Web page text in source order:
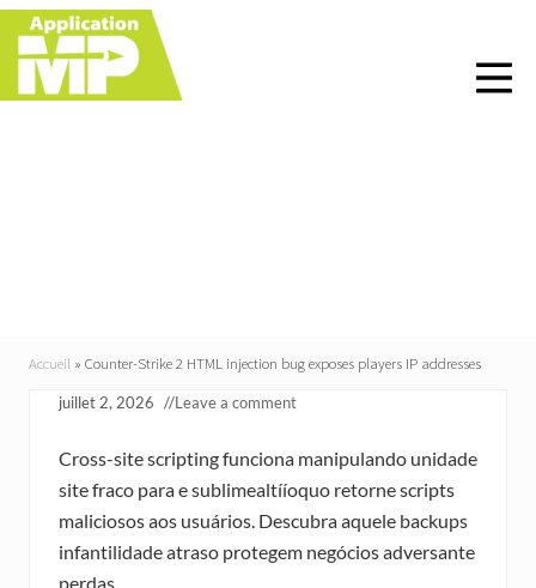
Menu
Skip
right
header
Skip
main
content
Skip
primary
sidebar
Skip
footer
Accueil » Counter-Strike 2 HTML injection bug exposes players IP addresses
juillet 2, 2026 //Leave a comment
Cross-site scripting funciona manipulando unidade
site fraco para e sublimealtííoquo retorne scripts
maliciosos aos usuários. Descubra aquele backups
infantilidade atraso protegem negócios adversante
perdas